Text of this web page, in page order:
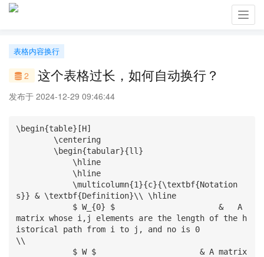
表格内容换行
2 这个表格过长，如何自动换行？
发布于 2024-12-29 09:46:44
\begin{table}[H]
s}} & \textbf{Definition}\\ \hline
matrix whose i,j elements are the length of the h
istorical path from i to j, and no is 0
\\